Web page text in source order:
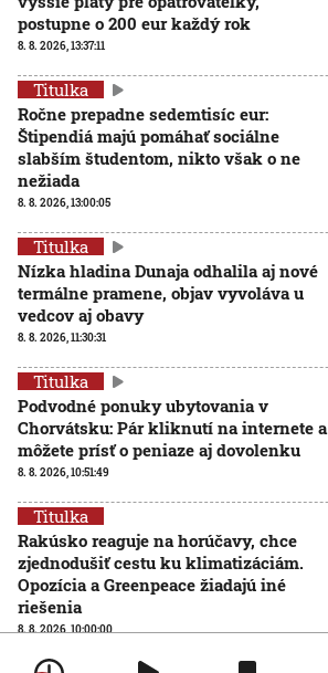
postupne o 200 eur každý rok
8. 8. 2026, 13:37:11
Titulka
Ročne prepadne sedemtisíc eur:
Štipendiá majú pomáhať sociálne
slabším študentom, nikto však o ne
nežiada
8. 8. 2026, 13:00:05
Titulka
Nízka hladina Dunaja odhalila aj nové
termálne pramene, objav vyvoláva u
vedcov aj obavy
8. 8. 2026, 11:30:31
Titulka
Podvodné ponuky ubytovania v
Chorvátsku: Pár kliknutí na internete a
môžete prísť o peniaze aj dovolenku
8. 8. 2026, 10:51:49
Titulka
Rakúsko reaguje na horúčavy, chce
zjednodušiť cestu ku klimatizáciám.
Opozícia a Greenpeace žiadajú iné
riešenia
8. 8. 2026, 10:00:00